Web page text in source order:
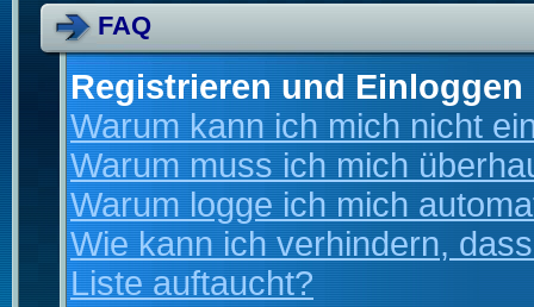
FAQ
Registrieren und Einloggen
Warum kann ich mich nicht
Warum muss ich mich
Warum logge ich mich
Wie kann ich verhindern,
Liste auftaucht?